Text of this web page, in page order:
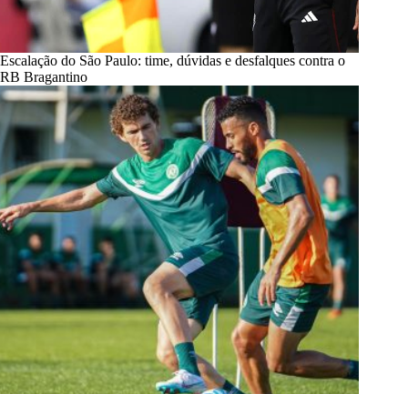
Escalação do São Paulo: time, dúvidas e desfalques contra o
RB Bragantino